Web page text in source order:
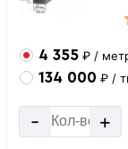
4 355 ₽ /
134 000 ₽ /
- +